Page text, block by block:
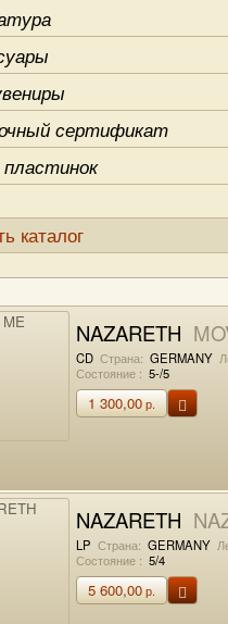
сертификат
каталог
NAZARETH
CD Страна: GERMANY
Состояние : 5-/5
1 300,00р.
NAZARETH
LP Страна: GERMANY
Состояние : 5/4
5 600,00р.